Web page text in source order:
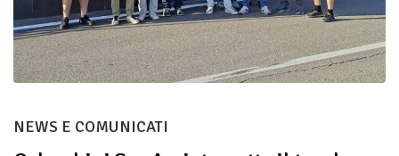
NEWS E COMUNICATI